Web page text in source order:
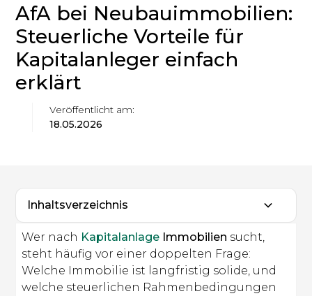
AfA bei Neubauimmobilien:
Steuerliche Vorteile für
Kapitalanleger einfach
erklärt
Veröffentlicht am:
18.05.2026
Inhaltsverzeichnis
Heading 2
Wer nach Kapitalanlage Immobilien sucht,
steht häufig vor einer doppelten Frage:
Welche Immobilie ist langfristig solide, und
welche steuerlichen Rahmenbedingungen